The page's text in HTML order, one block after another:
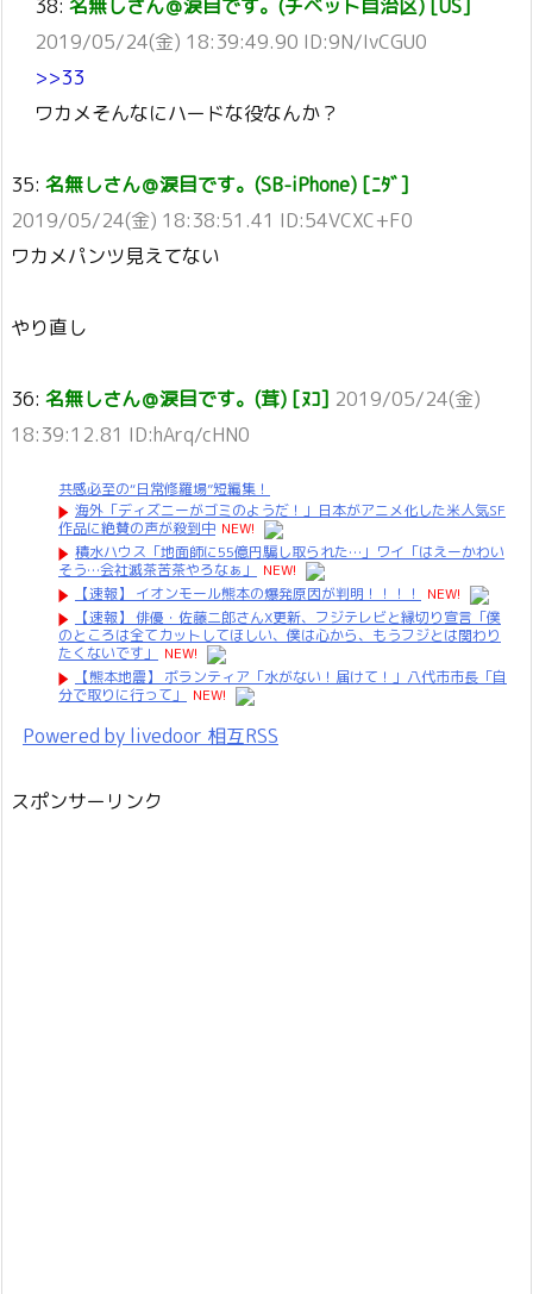
38: 名無しさん＠涙目です。(チベット自治区) [US]
2019/05/24(金) 18:39:49.90 ID:9N/IvCGU0
>>33
ワカメそんなにハードな役なんか？
35: 名無しさん＠涙目です。(SB-iPhone) [ﾆﾀﾞ]
2019/05/24(金) 18:38:51.41 ID:54VCXC+F0
ワカメパンツ見えてない
やり直し
36: 名無しさん＠涙目です。(茸) [ﾇｺ] 2019/05/24(金)
18:39:12.81 ID:hArq/cHN0
共感必至の“日常修羅場”短編集！
海外「ディズニーがゴミのようだ！」日本がアニメ化した米人気SF
作品に絶賛の声が殺到中 NEW!
積水ハウス「地面師に55億円騙し取られた…」ワイ「はえーかわい
そう…会社滅茶苦茶やろなぁ」
NEW!
【速報】 イオンモール熊本の爆発原因が判明！！！！
NEW!
【速報】 俳優・佐藤二郎さんX更新、フジテレビと縁切り宣言「僕
のところは全てカットしてほしい、僕は心から、もうフジとは関わり
たくないです」
NEW!
【熊本地震】 ボランティア「水がない！届けて！」八代市市長「自
分で取りに行って」
NEW!
Powered by livedoor 相互RSS
スポンサーリンク